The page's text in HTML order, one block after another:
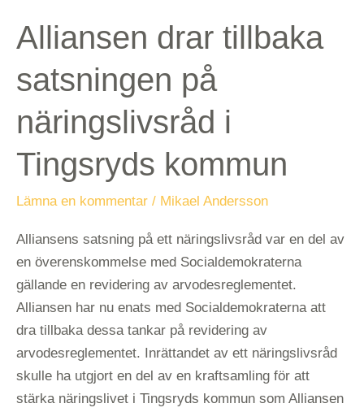
Alliansen drar tillbaka
satsningen på
näringslivsråd i
Tingsryds kommun
Lämna en kommentar / Mikael Andersson
Alliansens satsning på ett näringslivsråd var en del av
en överenskommelse med Socialdemokraterna
gällande en revidering av arvodesreglementet.
Alliansen har nu enats med Socialdemokraterna att
dra tillbaka dessa tankar på revidering av
arvodesreglementet. Inrättandet av ett näringslivsråd
skulle ha utgjort en del av en kraftsamling för att
stärka näringslivet i Tingsryds kommun som Alliansen